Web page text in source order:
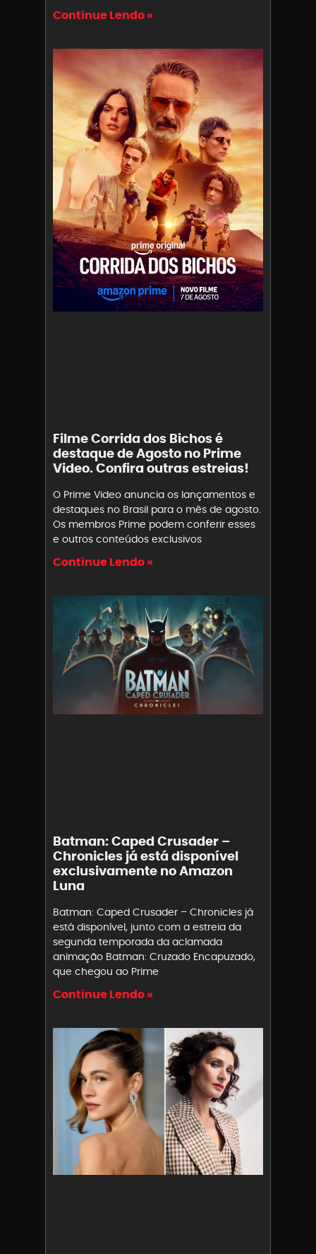
Continue Lendo »
Filme Corrida dos Bichos é
destaque de Agosto no Prime
Video. Confira outras estreias!
O Prime Video anuncia os lançamentos e
destaques no Brasil para o mês de agosto.
Os membros Prime podem conferir esses
e outros conteúdos exclusivos
Continue Lendo »
Batman: Caped Crusader –
Chronicles já está disponível
exclusivamente no Amazon
Luna
Batman: Caped Crusader – Chronicles já
está disponível, junto com a estreia da
segunda temporada da aclamada
animação Batman: Cruzado Encapuzado,
que chegou ao Prime
Continue Lendo »